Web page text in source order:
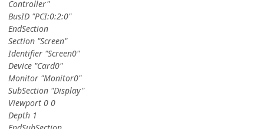
Controller"
BusID "PCI:0:2:0"
EndSection
Section "Screen"
Identifier "Screen0"
Device "Card0"
Monitor "Monitor0"
SubSection "Display"
Viewport 0 0
Depth 1